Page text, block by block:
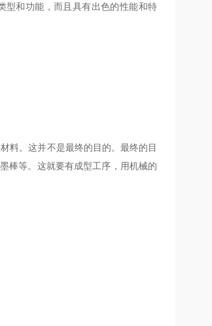
型和功能，而且具有出色的性能和特
料。这并不是最终的目的。最终的目
棒等。这就要有成型工序，用机械的